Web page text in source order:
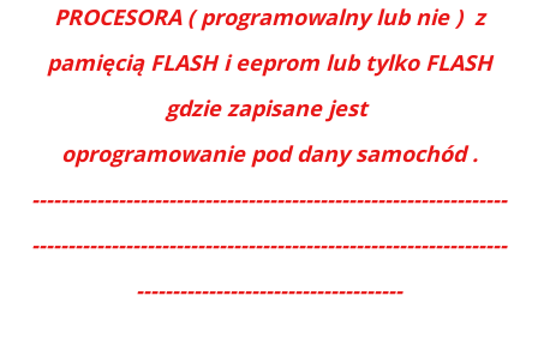
PROCESORA ( programowalny lub nie ) z
pamięcią FLASH i eeprom lub tylko FLASH
gdzie zapisane jest
oprogramowanie pod dany samochód .
------------------------------------------------------------------
------------------------------------------------------------------
-------------------------------------